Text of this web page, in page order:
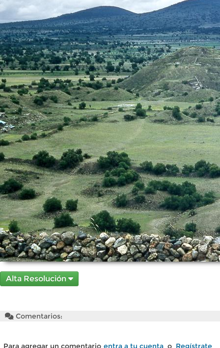
Alta Resolución
Comentarios:
Para agregar un comentario entra a tu cuenta o Regístrate